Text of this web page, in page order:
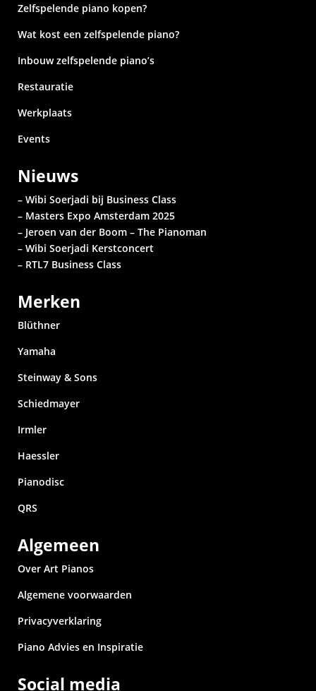
Zelfspelende piano kopen?
Wat kost een zelfspelende piano?
Inbouw zelfspelende piano’s
Restauratie
Werkplaats
Events
Nieuws
– Wibi Soerjadi bij Business Class
– Masters Expo Amsterdam 2025
– Jeroen van der Boom – The Pianoman
– Wibi Soerjadi Kerstconcert
– RTL7 Business Class
Merken
Blüthner
Yamaha
Steinway & Sons
Schiedmayer
Irmler
Haessler
Pianodisc
QRS
Algemeen
Over Art Pianos
Algemene voorwaarden
Privacyverklaring
Piano Advies en Inspiratie
Social media